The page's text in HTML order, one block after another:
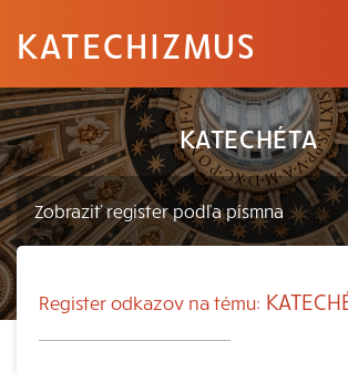
KATECHIZMUS
KATECHÉTA
Register odkazov na tému: